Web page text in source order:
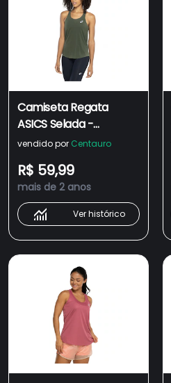
Camiseta Regata
ASICS Selada -
Feminina
vendido por Centauro
R$ 59,99
mais de 2 anos
Ver histórico